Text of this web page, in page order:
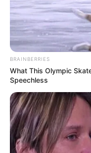
BRAINBERRIES
What This Olympic
Speechless